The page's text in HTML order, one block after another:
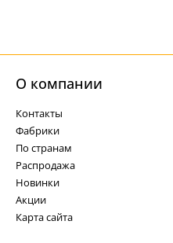
О компании
Контакты
Фабрики
По странам
Распродажа
Новинки
Акции
Карта сайта